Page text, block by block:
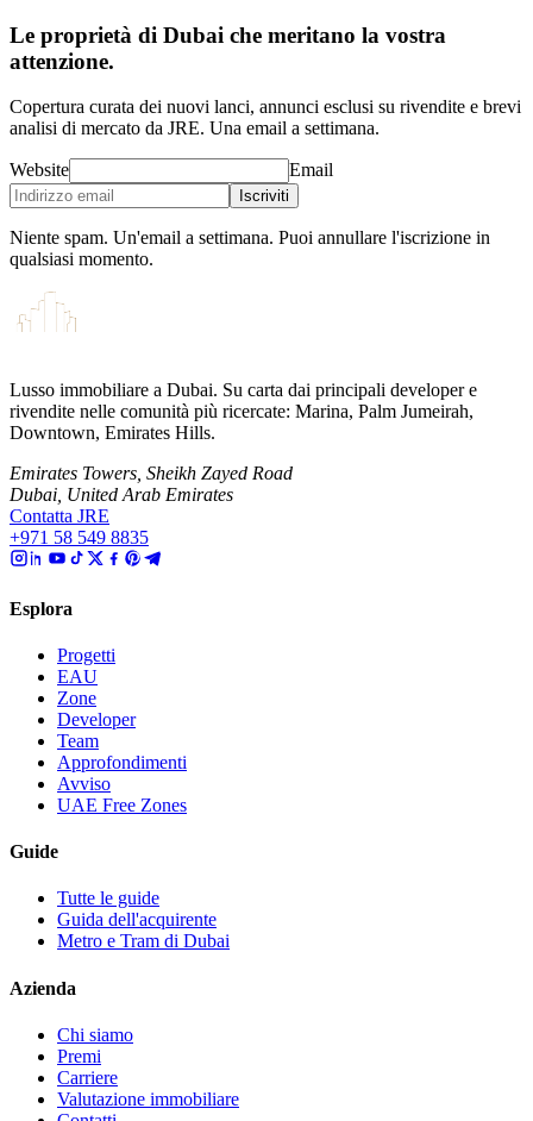
Le proprietà di Dubai che meritano la vostra
attenzione.
Copertura curata dei nuovi lanci, annunci esclusi su rivendite e brevi
analisi di mercato da JRE. Una email a settimana.
Website Email
Iscriviti
Niente spam. Un'email a settimana. Puoi annullare l'iscrizione in
qualsiasi momento.
Lusso immobiliare a Dubai. Su carta dai principali developer e
rivendite nelle comunità più ricercate: Marina, Palm Jumeirah,
Downtown, Emirates Hills.
Emirates Towers, Sheikh Zayed Road
Dubai, United Arab Emirates
Contatta JRE
+971 58 549 8835
Esplora
Progetti
EAU
Zone
Developer
Team
Approfondimenti
Avviso
UAE Free Zones
Guide
Tutte le guide
Guida dell'acquirente
Metro e Tram di Dubai
Azienda
Chi siamo
Premi
Carriere
Valutazione immobiliare